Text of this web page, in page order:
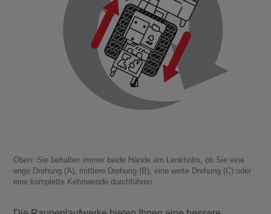
Oben: Sie behalten immer beide Hände am Lenkholm, ob Sie eine
enge Drehung (A), mittlere Drehung (B), eine weite Drehung (C) oder
eine komplette Kehrtwende durchführen.